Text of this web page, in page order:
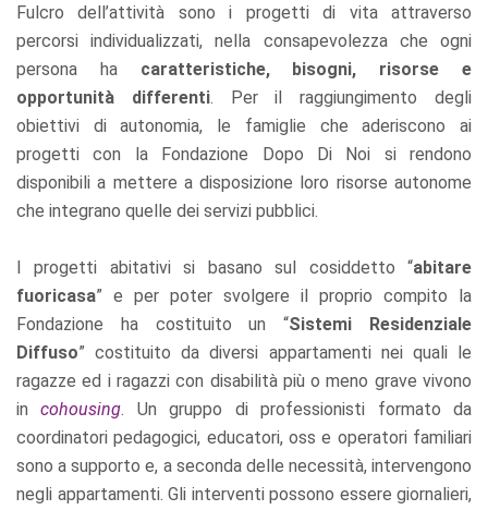
Fulcro dell’attività sono i progetti di vita attraverso
percorsi individualizzati, nella consapevolezza che ogni
persona ha caratteristiche, bisogni, risorse e
opportunità differenti. Per il raggiungimento degli
obiettivi di autonomia, le famiglie che aderiscono ai
progetti con la Fondazione Dopo Di Noi si rendono
disponibili a mettere a disposizione loro risorse autonome
che integrano quelle dei servizi pubblici.
I progetti abitativi si basano sul cosiddetto “abitare
fuoricasa” e per poter svolgere il proprio compito la
Fondazione ha costituito un “Sistemi Residenziale
Diffuso” costituito da diversi appartamenti nei quali le
ragazze ed i ragazzi con disabilità più o meno grave vivono
incohousing. Un gruppo di professionisti formato da
coordinatori pedagogici, educatori, oss e operatori familiari
sono a supporto e, a seconda delle necessità, intervengono
negli appartamenti. Gli interventi possono essere giornalieri,